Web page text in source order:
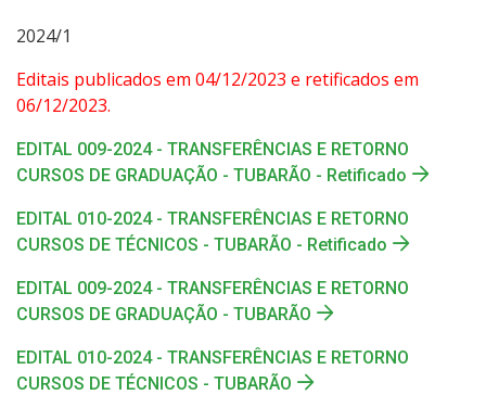
2024/1
Editais publicados em 04/12/2023 e retificados em
06/12/2023.
EDITAL 009-2024 - TRANSFERÊNCIAS E RETORNO
CURSOS DE GRADUAÇÃO - TUBARÃO - Retificado
EDITAL 010-2024 - TRANSFERÊNCIAS E RETORNO
CURSOS DE TÉCNICOS - TUBARÃO - Retificado
EDITAL 009-2024 - TRANSFERÊNCIAS E RETORNO
CURSOS DE GRADUAÇÃO - TUBARÃO
EDITAL 010-2024 - TRANSFERÊNCIAS E RETORNO
CURSOS DE TÉCNICOS - TUBARÃO